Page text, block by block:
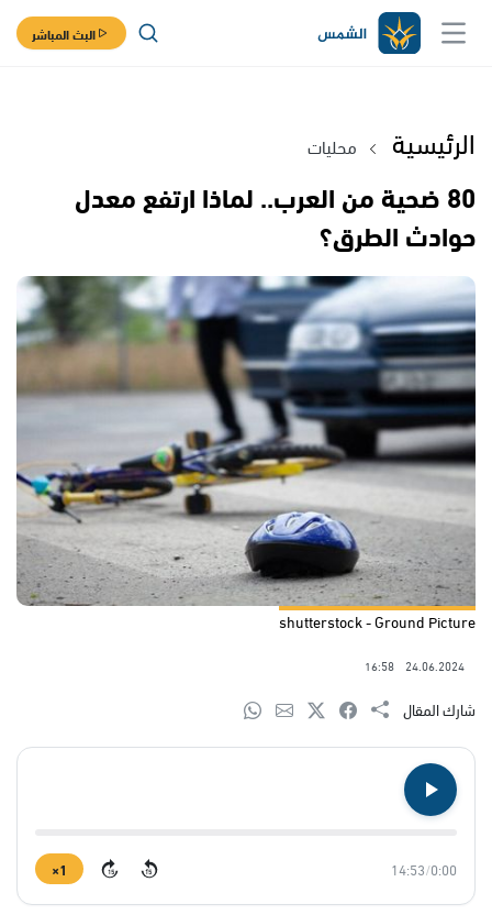
البث المباشر
الرئيسية محليات
80 ضحية من العرب.. لماذا ارتفع معدل
حوادث الطرق؟
shutterstock - Ground Picture
24.06.2024
16:58
شارك المقال
0:00
/
14:53
15
15
1×